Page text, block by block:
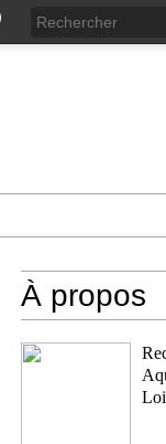
À propos